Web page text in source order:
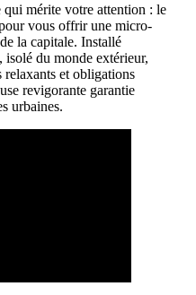
mérite votre attention : le
vous offrir une micro-
la capitale. Installé
du monde extérieur,
relaxants et obligations
revigorante garantie
urbaines.